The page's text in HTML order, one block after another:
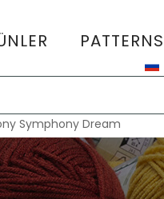
PATTERNS
Symphony Dream